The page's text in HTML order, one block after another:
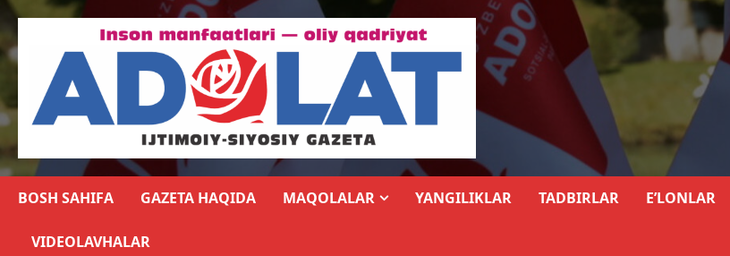
BOSH SAHIFA GAZETA HAQIDA MAQOLALAR YANGILIKLAR TADBIRLAR E’LONLAR
VIDEOLAVHALAR